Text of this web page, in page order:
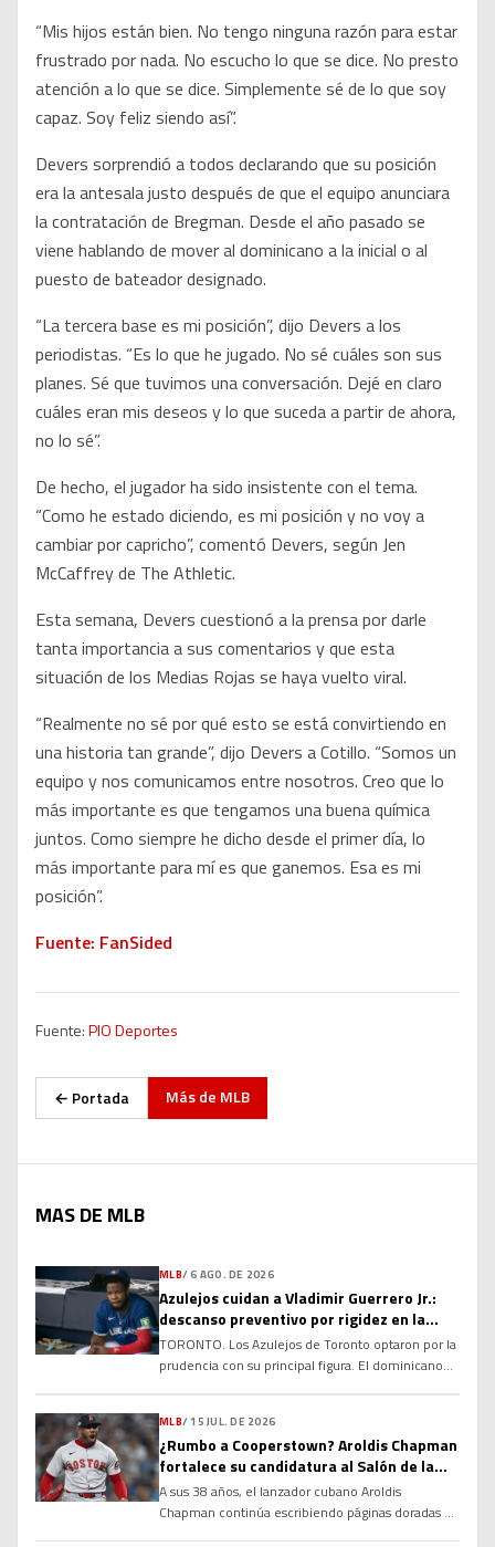
“Mis hijos están bien. No tengo ninguna razón para estar
frustrado por nada. No escucho lo que se dice. No presto
atención a lo que se dice. Simplemente sé de lo que soy
capaz. Soy feliz siendo así”.
Devers sorprendió a todos declarando que su posición
era la antesala justo después de que el equipo anunciara
la contratación de Bregman. Desde el año pasado se
viene hablando de mover al dominicano a la inicial o al
puesto de bateador designado.
“La tercera base es mi posición”, dijo Devers a los
periodistas. “Es lo que he jugado. No sé cuáles son sus
planes. Sé que tuvimos una conversación. Dejé en claro
cuáles eran mis deseos y lo que suceda a partir de ahora,
no lo sé”.
De hecho, el jugador ha sido insistente con el tema.
“Como he estado diciendo, es mi posición y no voy a
cambiar por capricho”, comentó Devers, según Jen
McCaffrey de The Athletic.
Esta semana, Devers cuestionó a la prensa por darle
tanta importancia a sus comentarios y que esta
situación de los Medias Rojas se haya vuelto viral.
“Realmente no sé por qué esto se está convirtiendo en
una historia tan grande”, dijo Devers a Cotillo. “Somos un
equipo y nos comunicamos entre nosotros. Creo que lo
más importante es que tengamos una buena química
juntos. Como siempre he dicho desde el primer día, lo
más importante para mí es que ganemos. Esa es mi
posición”.
Fuente: FanSided
Fuente:PIO Deportes
← Portada Más de MLB
MAS DE MLB
MLB/6 AGO. DE 2026
Azulejos cuidan a Vladimir Guerrero Jr.:
descanso preventivo por rigidez en la
corva
TORONTO. Los Azulejos de Toronto optaron por la
prudencia con su principal figura. El dominicano
una rigidez en el tendón de la corva, una decisión
tomada con el objetivo de evitar que la molestia
se agrave y garantizar su […]
MLB/ 15 JUL. DE 2026
¿Rumbo a Cooperstown? Aroldis Chapman
fortalece su candidatura al Salón de la
Fama
A sus 38 años, el lanzador cubano Aroldis
Chapman continúa escribiendo páginas doradas en